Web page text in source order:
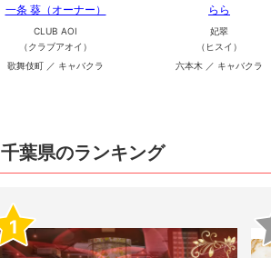
一条 葵（オーナー）
CLUB AOI
（クラブアオイ）
歌舞伎町 ／ キャバクラ
らら
妃翠
（ヒスイ）
六本木 ／ キャバクラ
千葉県のランキング
1